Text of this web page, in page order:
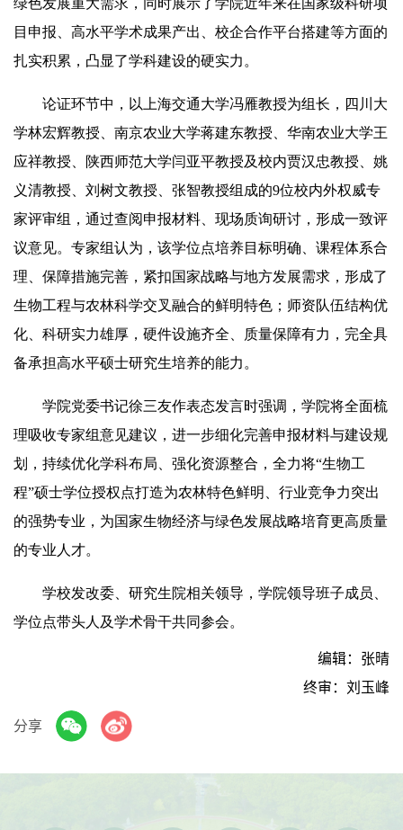
绿色发展重大需求，同时展示了学院近年来在国家级科研项
目申报、高水平学术成果产出、校企合作平台搭建等方面的
扎实积累，凸显了学科建设的硬实力。
论证环节中，以上海交通大学冯雁教授为组长，四川大
学林宏辉教授、南京农业大学蒋建东教授、华南农业大学王
应祥教授、陕西师范大学闫亚平教授及校内贾汉忠教授、姚
义清教授、刘树文教授、张智教授组成的9位校内外权威专
家评审组，通过查阅申报材料、现场质询研讨，形成一致评
议意见。专家组认为，该学位点培养目标明确、课程体系合
理、保障措施完善，紧扣国家战略与地方发展需求，形成了
生物工程与农林科学交叉融合的鲜明特色；师资队伍结构优
化、科研实力雄厚，硬件设施齐全、质量保障有力，完全具
备承担高水平硕士研究生培养的能力。
学院党委书记徐三友作表态发言时强调，学院将全面梳
理吸收专家组意见建议，进一步细化完善申报材料与建设规
划，持续优化学科布局、强化资源整合，全力将“生物工
程”硕士学位授权点打造为农林特色鲜明、行业竞争力突出
的强势专业，为国家生物经济与绿色发展战略培育更高质量
的专业人才。
学校发改委、研究生院相关领导，学院领导班子成员、
学位点带头人及学术骨干共同参会。
编辑：张晴
终审：刘玉峰
分享